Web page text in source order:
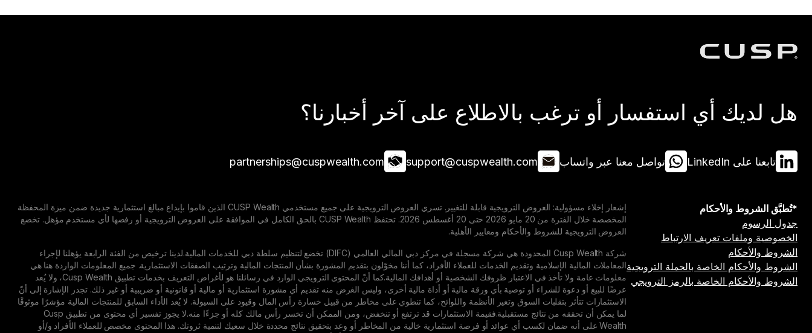
هل لديك أي استفسار أو ترغب بالاطلاع على آخر أخبارنا؟
تابعنا على LinkedIn تواصل معنا عبر واتساب support@cuspwealth.com
partnerships@cuspwealth.com
*تُطبَّق الشروط والأحكام
جدول الرسوم
الخصوصية وملفات تعريف الارتباط
الشروط والأحكام
الشروط والأحكام الخاصة بالحملة الترويجية
الشروط والأحكام الخاصة بالرمز الترويجي
إشعار إخلاء مسؤولية: العروض الترويجية قابلة للتغيير. تسري العروض الترويجية على جميع مستخدمي CUSP Wealth الذين قاموا بإيداع مبالغ استثمارية جديدة ضمن ميزة المحفظة
المخصصة خلال الفترة من 20 مايو 2026 حتى 20 أغسطس 2026. تحتفظ CUSP Wealth بالحق الكامل في الموافقة على العروض الترويجية أو رفضها لأي مستخدم مؤهل. تخضع
العروض الترويجية للشروط والأحكام ومعايير الأهلية.
شركة Cusp Wealth المحدودة هي شركة مسجلة في مركز دبي المالي العالمي (DIFC) تخضع لتنظيم سلطة دبي للخدمات المالية.لدينا ترخيص من الفئة الرابعة يؤهلنا لإجراء
المعاملات المالية الإسلامية وتقديم الخدمات للعملاء الأفراد، كما أننا مخوّلون بتقديم المشورة بشأن المنتجات المالية وترتيب الصفقات الاستثمارية. جميع المعلومات الواردة هنا هي
معلومات عامة ولا تأخذ في الاعتبار ظروفك الشخصية أو أهدافك المالية.كما أنّ المحتوى الترويجي الوارد في رسائلنا هو لأغراض التعريف بخدمات تطبيق Cusp Wealth، ولا يُعد
عرضًا للبيع أو دعوة للشراء أو توصية بأي ورقة مالية أو أداة مالية أخرى، وليس الغرض منه تقديم أي مشورة استثمارية أو مالية أو قانونية أو ضريبية أو غير ذلك. تجدر الإشارة إلى أنّ
الاستثمارات تتأثر بتقلبات السوق وتغير الأنظمة واللوائح، كما تنطوي على مخاطر من قبيل خسارة رأس المال وقيود على السيولة. لا يُعد الأداء السابق للمنتجات المالية مؤشرًا موثوقًا
لما يمكن أن تحققه من نتائج مستقبلية.فقيمة الاستثمارات قد ترتفع أو تنخفض، ومن الممكن أن تخسر رأس مالك كله أو جزءًا منه.لا يجوز تفسير أي محتوى من تطبيق Cusp
Wealth على أنه ضمان لكسب أي عوائد أو فرصة استثمارية خالية من المخاطر أو وعد بتحقيق نتائج محددة خلال سعيك لتنمية ثروتك. هذا المحتوى مخصص للعملاء الأفراد و/أو